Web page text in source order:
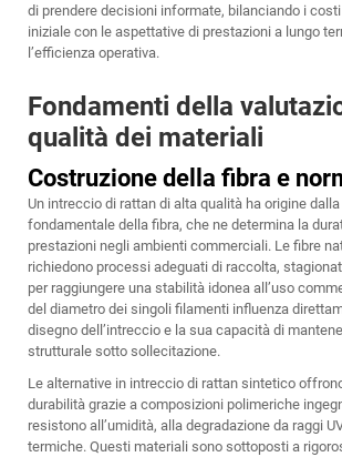
di prendere decisioni informate, bilanciando i
iniziale con le aspettative di prestazioni a lungo
l’efficienza operativa.
Fondamenti della
qualità dei materiali
Costruzione della fibra e
Un intreccio di rattan di alta qualità ha origine
fondamentale della fibra, che ne determina la
prestazioni negli ambienti commerciali. Le fibre
richiedono processi adeguati di raccolta,
per raggiungere una stabilità idonea all’uso
del diametro dei singoli filamenti influenza
disegno dell’intreccio e la sua capacità di
strutturale sotto sollecitazione.
Le alternative in intreccio di rattan sintetico
durabilità grazie a composizioni polimeriche
resistono all’umidità, alla degradazione da raggi
termiche. Questi materiali sono sottoposti a